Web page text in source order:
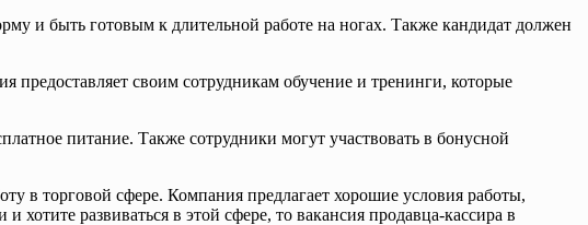
и быть готовым к длительной работе на ногах. Также кандидат должен
предоставляет своим сотрудникам обучение и тренинги, которые
питание. Также сотрудники могут участвовать в бонусной
в торговой сфере. Компания предлагает хорошие условия работы,
развиваться в этой сфере, то вакансия продавца-кассира в